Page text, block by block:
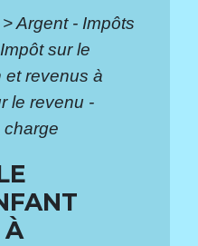
>Argent - Impôts
Impôt sur le
et revenus à
le revenu -
À